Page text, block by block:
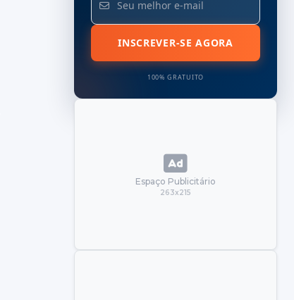
INSCREVER-SE AGORA
100% GRATUITO
Espaço Publicitário
263x215